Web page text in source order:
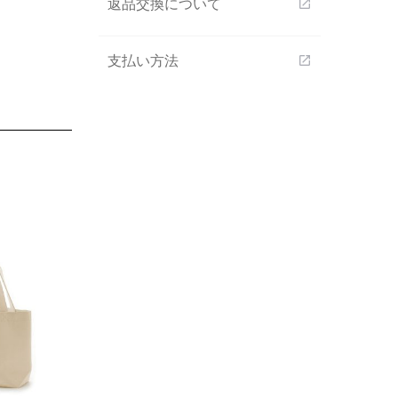
返品交換について open_in_new
支払い方法 open_in_new